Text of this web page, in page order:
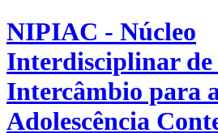
NIPIAC - Núcleo
Interdisciplinar de
Intercâmbio para
Adolescência